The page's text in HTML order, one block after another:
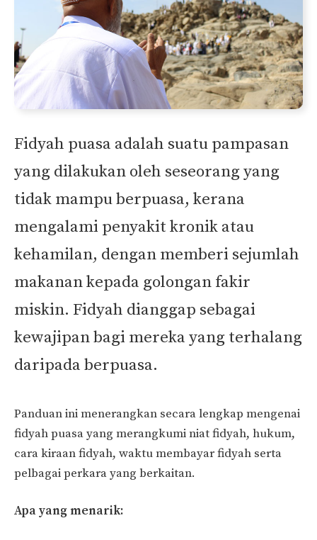
Fidyah puasa adalah suatu pampasan
yang dilakukan oleh seseorang yang
tidak mampu berpuasa, kerana
mengalami penyakit kronik atau
kehamilan, dengan memberi sejumlah
makanan kepada golongan fakir
miskin. Fidyah dianggap sebagai
kewajipan bagi mereka yang terhalang
daripada berpuasa.
Panduan ini menerangkan secara lengkap mengenai
fidyah puasa yang merangkumi niat fidyah, hukum,
cara kiraan fidyah, waktu membayar fidyah serta
pelbagai perkara yang berkaitan.
Apa yang menarik: